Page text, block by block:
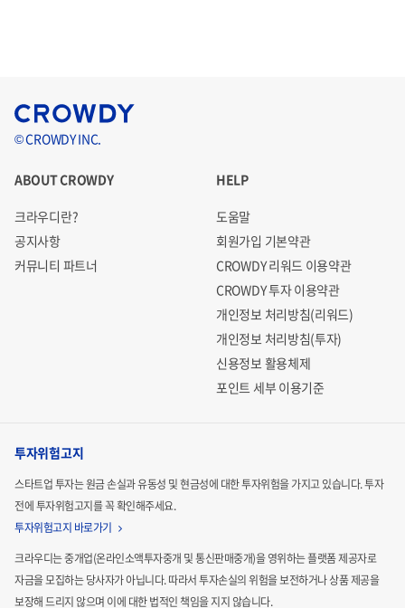
© CROWDY INC.
ABOUT CROWDY
크라우디란?
공지사항
커뮤니티 파트너
HELP
도움말
회원가입 기본약관
CROWDY 리워드 이용약관
CROWDY 투자 이용약관
개인정보 처리방침(리워드)
개인정보 처리방침(투자)
신용정보 활용체제
포인트 세부 이용기준
투자위험고지
스타트업 투자는 원금 손실과 유동성 및 현금성에 대한 투자위험을 가지고 있습니다.투자
전에 투자위험고지를 꼭 확인해주세요.
투자위험고지 바로가기
크라우디는 중개업(온라인소액투자중개 및 통신판매중개)을 영위하는 플랫폼 제공자로
자금을 모집하는당사자가 아닙니다. 따라서 투자손실의 위험을 보전하거나 상품 제공을
보장해 드리지 않으며 이에 대한 법적인 책임을 지지 않습니다.